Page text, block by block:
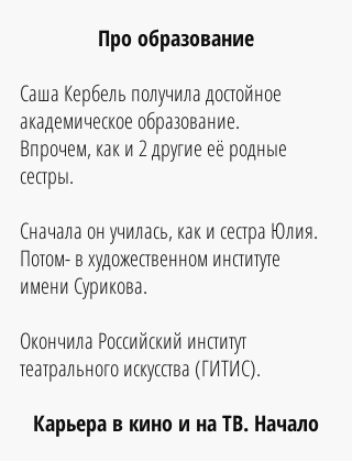
Про образование
Саша Кербель получила достойное
академическое образование.
Впрочем, как и 2 другие её родные
сестры.
Сначала он училась, как и сестра Юлия.
Потом- в художественном институте
имени Сурикова.
Окончила Российский институт
театрального искусства (ГИТИС).
Карьера в кино и на ТВ. Начало